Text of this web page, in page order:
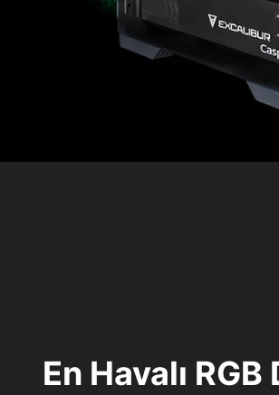
En Havalı